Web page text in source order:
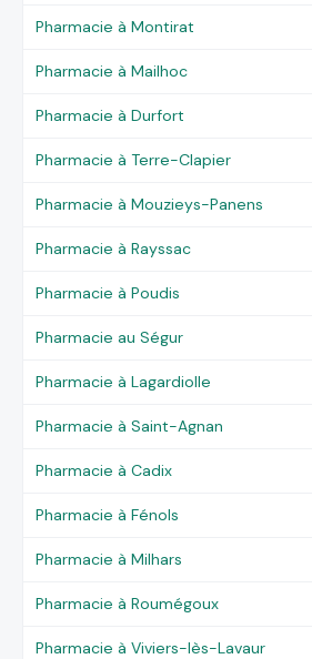
Pharmacie à Montirat
Pharmacie à Mailhoc
Pharmacie à Durfort
Pharmacie à Terre-Clapier
Pharmacie à Mouzieys-Panens
Pharmacie à Rayssac
Pharmacie à Poudis
Pharmacie au Ségur
Pharmacie à Lagardiolle
Pharmacie à Saint-Agnan
Pharmacie à Cadix
Pharmacie à Fénols
Pharmacie à Milhars
Pharmacie à Roumégoux
Pharmacie à Viviers-lès-Lavaur